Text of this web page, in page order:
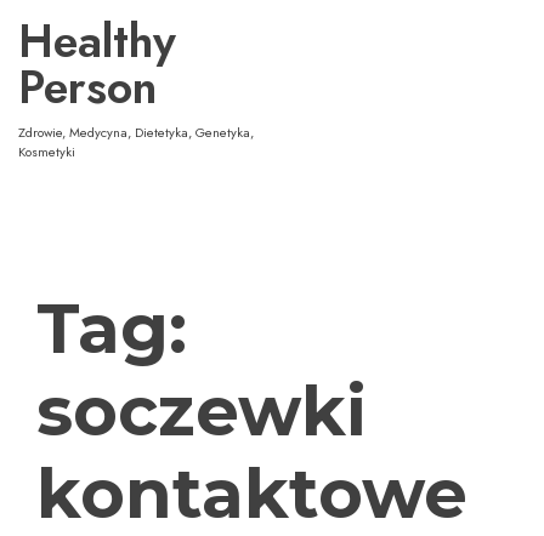
treściHealthy
Person
Zdrowie, Medycyna, Dietetyka, Genetyka,
Kosmetyki
Tag:
soczewki
kontaktowe